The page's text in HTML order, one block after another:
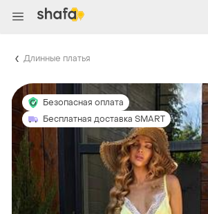
Длинные платья
Безопасная оплата
Бесплатная доставка SMART